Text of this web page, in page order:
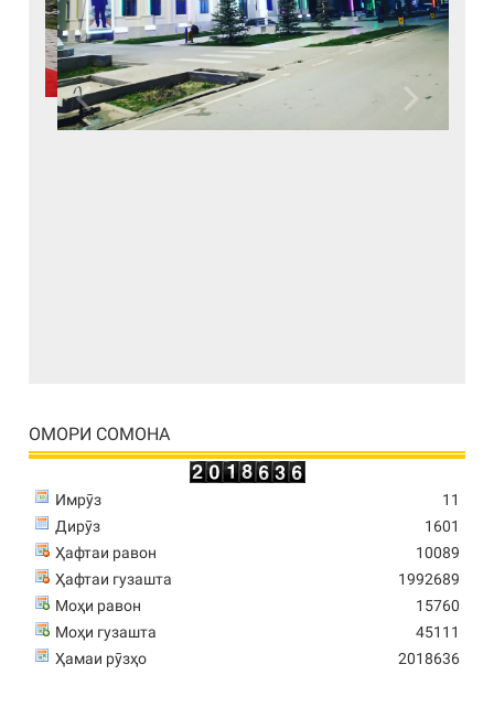
Previous Next
ОМОРИ СОМОНА
Имрӯз
Дирӯз
Ҳафтаи равон
Ҳафтаи гузашта
Моҳи равон
Моҳи гузашта
Ҳамаи рӯзҳо
11
1601
10089
1992689
15760
45111
2018636